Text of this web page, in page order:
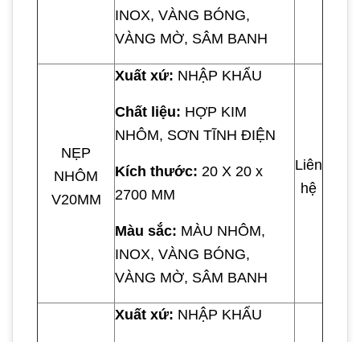
INOX, VÀNG BÓNG,
VÀNG MỜ, SÂM BANH
NẸP
NHÔM
V20MM
Xuất xứ: NHẬP KHẨU
Chất liệu: HỢP KIM
NHÔM, SƠN TĨNH ĐIỆN
Kích thước: 20 X 20 x
2700 MM
Màu sắc: MÀU NHÔM,
INOX, VÀNG BÓNG,
VÀNG MỜ, SÂM BANH
Liên
hệ
Xuất xứ: NHẬP KHẨU